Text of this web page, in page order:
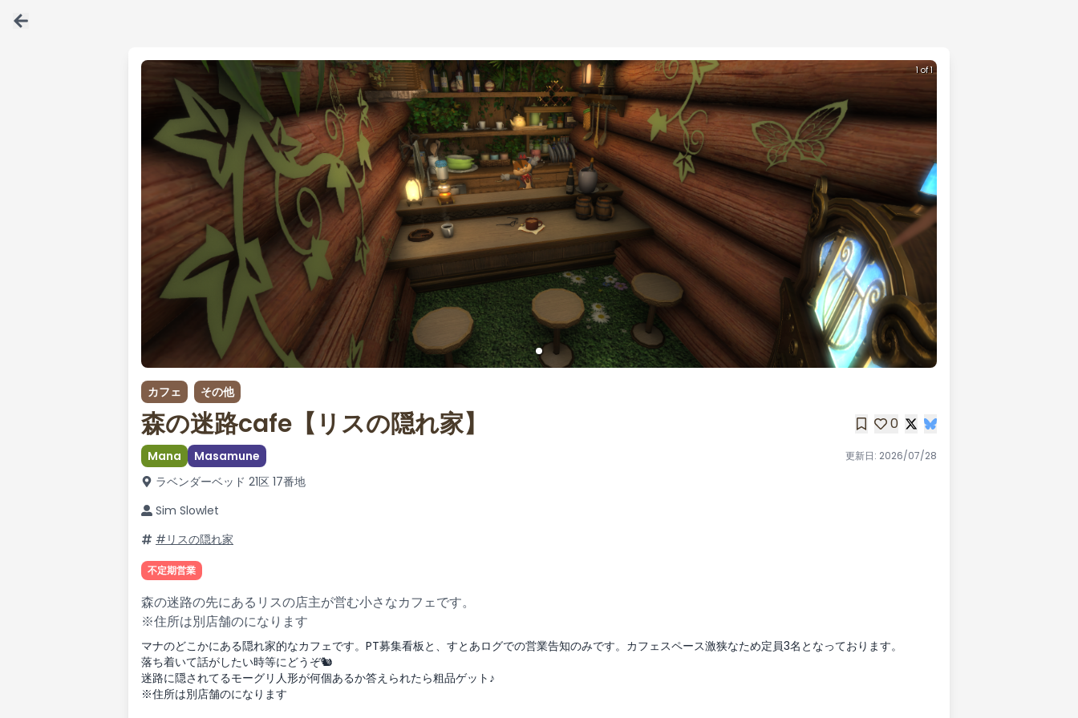
1 of 1
カフェ その他
森の迷路cafe【リスの隠れ家】 0
Mana Masamune 更新日: 2026/07/28
ラベンダーベッド 21区 17番地
Sim Slowlet
#リスの隠れ家
不定期営業
森の迷路の先にあるリスの店主が営む小さなカフェです。
※住所は別店舗のになります
マナのどこかにある隠れ家的なカフェです。PT募集看板と、すとあログでの営業告知のみです。カフェスペース激狭なため定員3名となっております。
落ち着いて話がしたい時等にどうぞ🐿️
迷路に隠されてるモーグリ人形が何個あるか答えられたら粗品ゲット♪
※住所は別店舗のになります